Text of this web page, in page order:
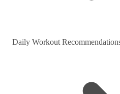
Daily Workout